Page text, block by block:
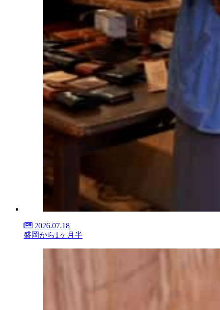
2026.07.18
盛岡から1ヶ月半